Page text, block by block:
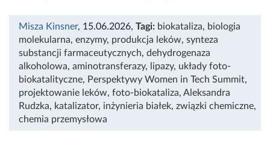
Misza Kinsner, 15.06.2026, Tagi: biokataliza, biologia
molekularna, enzymy, produkcja leków, synteza
substancji farmaceutycznych, dehydrogenaza
alkoholowa, aminotransferazy, lipazy, układy foto-
biokatalityczne, Perspektywy Women in Tech Summit,
projektowanie leków, foto-biokataliza, Aleksandra
Rudzka, katalizator, inżynieria białek, związki chemiczne,
chemia przemysłowa